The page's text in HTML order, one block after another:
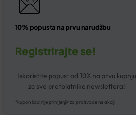
10% popusta na prvu narudžbu
Registrirajte se!
Iskoristite popust od 10% na prvu kupnju
za sve pretplatnike newslettera!
*kupon kod nije primjenjiv za proizvode na akciji